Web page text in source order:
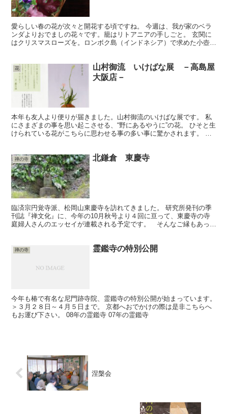
愛らしい春の花が次々と開花する頃ですね。 今週は、我が家のベラ
ンダよりおでましの花々です。籠はリトアニアの手しごと。 玄関に
はクリスマスローズを。ロンボク島（インドネシア）で求めた小壺
花
山村御流 いけばな展 －高島屋
大阪店－
本年も友人より便りが届きました。山村御流のいけばな展です。 私
にさまざまの事を思い起こさせる、“野にあるやうに”の花。 ひそと生
けられている花がこちらに思わせる事の多い事に驚かされます。 自
禅の寺 北鎌倉 東慶寺
臨済宗円覚寺派、松岡山東慶寺を訪れてきました。 研究所発刊の季
刊誌『禅文化』に、今年の10月秋号より４回に亘って、東慶寺の寺
庭婦人さんのエッセイが連載される予定です。 そんなご縁もあっ
禅の寺 霊鑑寺の特別公開
今年も椿で有名な尼門跡寺院、霊鑑寺の特別公開が始まっています。
＞３月２８日～４月５日まで。 京都へおでかけの際は是非こちらへ
もお運び下さい。 08年の霊鑑寺 07年の霊鑑寺
涅槃会